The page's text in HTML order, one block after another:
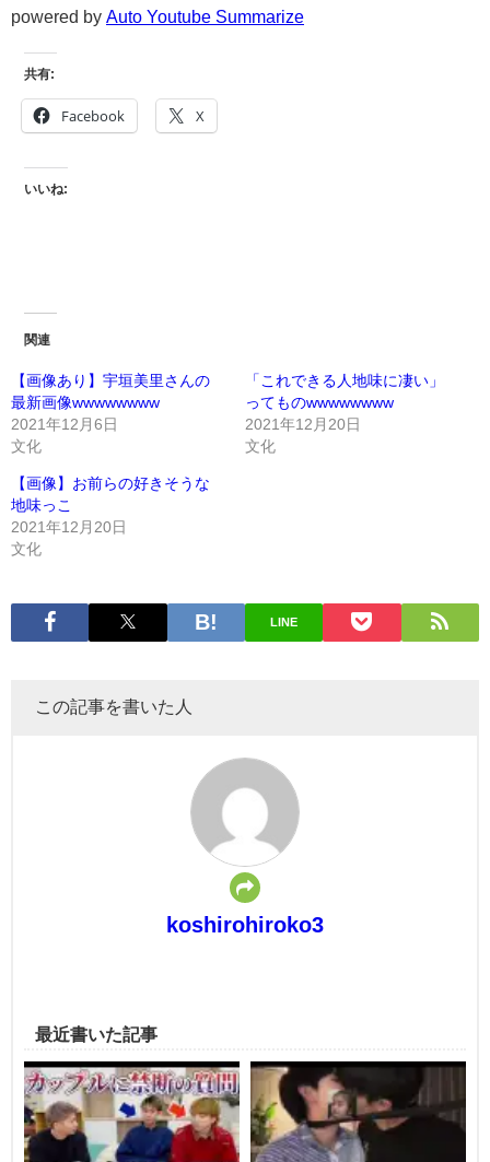
powered by Auto Youtube Summarize
共有:
Facebook X
いいね:
関連
【画像あり】宇垣美里さんの
最新画像wwwwwwww
2021年12月6日
文化
「これできる人地味に凄い」
ってものwwwwwwww
2021年12月20日
文化
【画像】お前らの好きそうな
地味っこ
2021年12月20日
文化
LINE
この記事を書いた人
koshirohiroko3
最近書いた記事